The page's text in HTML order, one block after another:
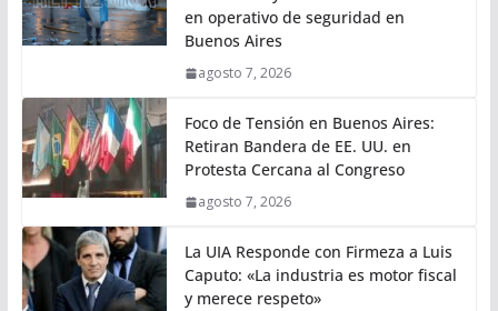
en operativo de seguridad en
Buenos Aires
agosto 7, 2026
Foco de Tensión en Buenos Aires:
Retiran Bandera de EE. UU. en
Protesta Cercana al Congreso
agosto 7, 2026
La UIA Responde con Firmeza a Luis
Caputo: «La industria es motor fiscal
y merece respeto»